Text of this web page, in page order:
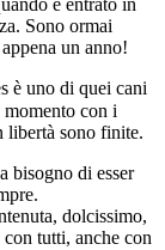
Sono ormai
un anno!
è uno di quei cani
con i
libertà sono finite.
bisogno di esser
dolcissimo,
tutti, anche con